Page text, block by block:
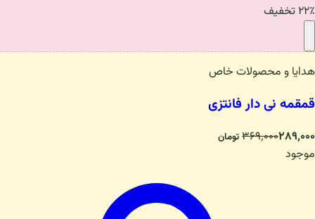
۲۲٪ تخفیف
هدایا و محصولات خاص
قمقمه نی دار فانتزی
۳۶۹٬۰۰۰۲۸۹٬۰۰۰ تومان
موجود